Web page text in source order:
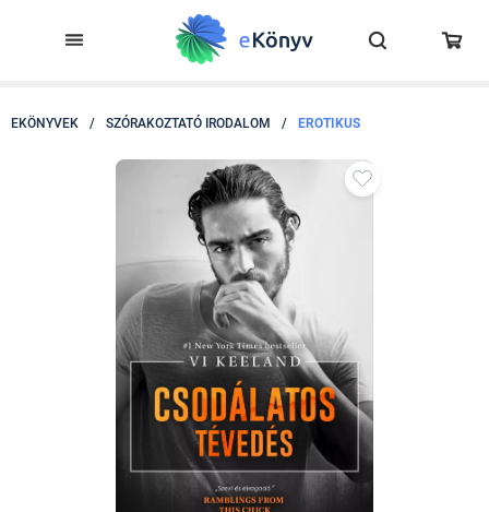
EKÖNYVEK / SZÓRAKOZTATÓ IRODALOM / EROTIKUS